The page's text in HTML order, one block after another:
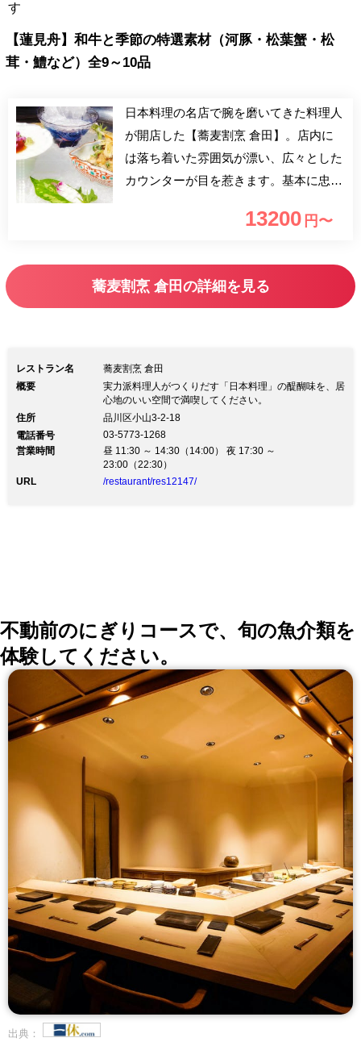
す
【蓮見舟】和牛と季節の特選素材（河豚・松葉蟹・松
茸・鱧など）全9～10品
日本料理の名店で腕を磨いてきた料理人
が開店した【蕎麦割烹 倉田】。店内に
は落ち着いた雰囲気が漂い、広々とした
カウンターが目を惹きます。基本に忠
理」、「寿司」、「蕎麦」を中心とした
そのものが持つ深い味や旨味を丁寧に引
き出してつくられた料理をご提供いたし
13200 円〜
蕎麦割烹 倉田の詳細を見る
レストラン名
蕎麦割烹 倉田
概要
実力派料理人がつくりだす「日本料理」の醍醐味を、居
心地のいい空間で満喫してください。
住所
品川区小山3-2-18
電話番号
03-5773-1268
営業時間
昼 11:30 ～ 14:30（14:00） 夜 17:30 ～
23:00（22:30）
URL
/restaurant/res12147/
不動前のにぎりコースで、旬の魚介類を
体験してください。
出典：